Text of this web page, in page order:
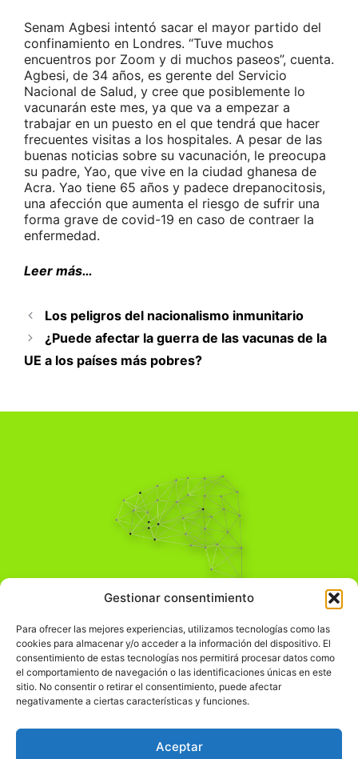
Gestionar consentimiento
Para ofrecer las mejores experiencias, utilizamos tecnologías como las
cookies para almacenar y/o acceder a la información del dispositivo. El
consentimiento de estas tecnologías nos permitirá procesar datos como
el comportamiento de navegación o las identificaciones únicas en este
sitio. No consentir o retirar el consentimiento, puede afectar
negativamente a ciertas características y funciones.
Aceptar
Senam Agbesi intentó sacar el mayor partido del
confinamiento en Londres. “Tuve muchos
encuentros por Zoom y di muchos paseos”, cuenta.
Agbesi, de 34 años, es gerente del Servicio
Nacional de Salud, y cree que posiblemente lo
vacunarán este mes, ya que va a empezar a
trabajar en un puesto en el que tendrá que hacer
frecuentes visitas a los hospitales. A pesar de las
buenas noticias sobre su vacunación, le preocupa
su padre, Yao, que vive en la ciudad ghanesa de
Acra. Yao tiene 65 años y padece drepanocitosis,
una afección que aumenta el riesgo de sufrir una
forma grave de covid-19 en caso de contraer la
enfermedad.
Leer más…
Los peligros del nacionalismo inmunitario
¿Puede afectar la guerra de las vacunas de la
UE a los países más pobres?
Pensamiento Crítico
Comprender el mundo para transformarlo.
Información Legal
჻Política de privacidad
Política de cookies